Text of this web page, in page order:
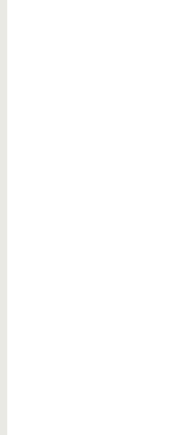
送信ボタンを押
お問い合わせ
能性がござい
弊社のプライバ